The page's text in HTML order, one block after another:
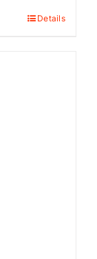
Details